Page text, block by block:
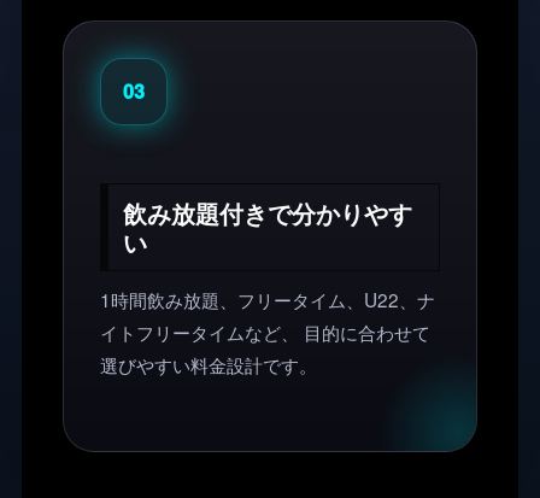
03
飲み放題付きで分かりやす
い
1時間飲み放題、フリータイム、U22、ナ
イトフリータイムなど、 目的に合わせて
選びやすい料金設計です。